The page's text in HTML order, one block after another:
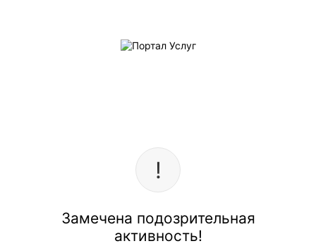
Замечена подозрительная
активность!